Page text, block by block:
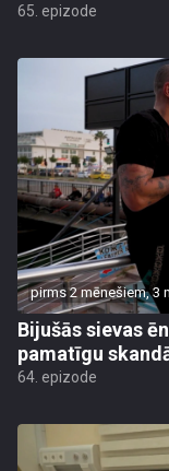
65. epizode
pirms 2 mēnešiem, 3
Bijušās sievas
pamatīgu
64. epizode